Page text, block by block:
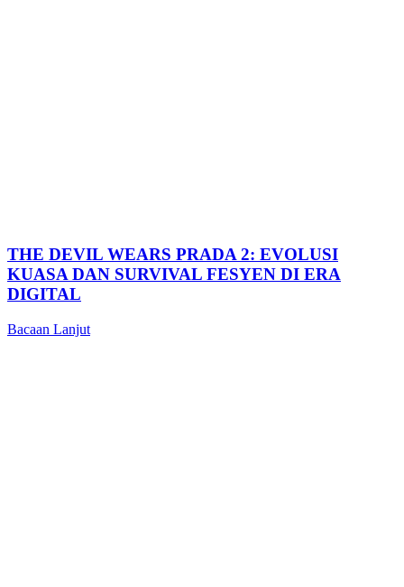
THE DEVIL WEARS PRADA 2: EVOLUSI
KUASA DAN SURVIVAL FESYEN DI ERA
DIGITAL
Bacaan Lanjut